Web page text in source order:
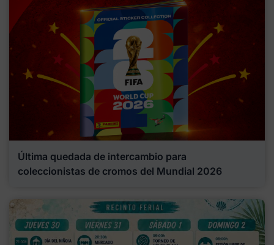
Última quedada de intercambio para
coleccionistas de cromos del Mundial 2026